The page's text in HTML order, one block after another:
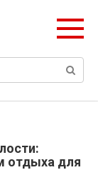
отдыха для